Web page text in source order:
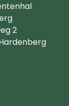
2